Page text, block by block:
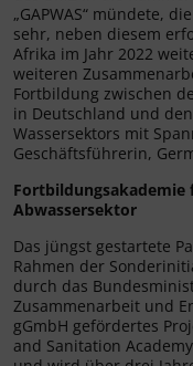
„GAPWAS“ mündete,
sehr, neben diesem
Afrika im Jahr 2022
weiteren
Fortbildung zwischen
in Deutschland und
Wassersektors mit
Geschäftsführerin,
Fortbildungsakademie
Abwassersektor
Das jüngst gestartete
Rahmen der
durch das
Zusammenarbeit und
gGmbH gefördertes
and Sanitation